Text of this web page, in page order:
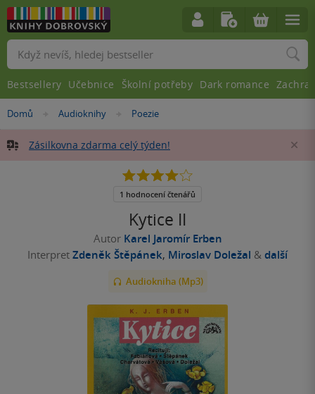
Nacházíte
zde:
Domů »Audioknihy »Poezie
Zásilkovna zdarma celý týden!
Kytice II
Autor Karel Jaromír Erben
Interpret Zdeněk Štěpánek, Miroslav Doležal & další
Audiokniha (Mp3)
4.0
5
1 hodnocení čtenářů
Vyhledávání
Bestsellery Učebnice Školní potřeby Dark romance